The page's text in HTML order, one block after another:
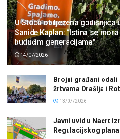
U Stocu obilježena godišnjica
Sanide Kaplan: “Istina se
budućim generacijama”
14/07/2026
Brojni građani odali
žrtvama Orašlja i
13/07/2026
Javni uvid u Nacrt
Regulacijskog